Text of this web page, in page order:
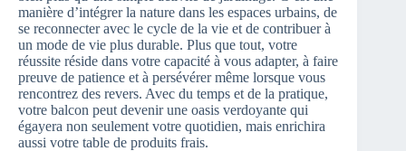
manière d’intégrer la nature dans les espaces urbains, de
se reconnecter avec le cycle de la vie et de contribuer à
un mode de vie plus durable. Plus que tout, votre
réussite réside dans votre capacité à vous adapter, à faire
preuve de patience et à persévérer même lorsque vous
rencontrez des revers. Avec du temps et de la pratique,
votre balcon peut devenir une oasis verdoyante qui
égayera non seulement votre quotidien, mais enrichira
aussi votre table de produits frais.